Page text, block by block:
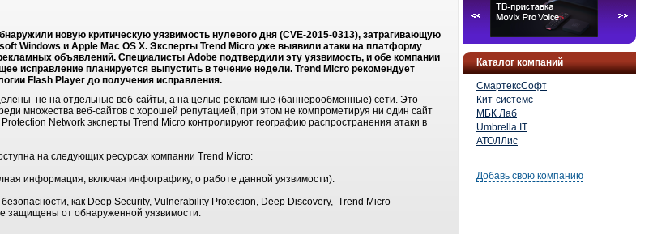
Каталог компаний
СмартексСофт
Кит-системс
МБК Лаб
Umbrella IT
АТОЛЛис
Добавь свою компанию
новую критическую уязвимость нулевого дня (CVE-2015-0313), затрагивающую
Windows и Apple Mac OS X. Эксперты Trend Micro уже выявили атаки на платформу
объявлений. Специалисты Adobe подтвердили эту уязвимость, и обе компании
исправление планируется выпустить в течение недели. Trend Micro рекомендует
Flash Player до получения исправления.
не на отдельные веб-сайты, а на целые рекламные (баннерообменные) сети. Это
множества веб-сайтов с хорошей репутацией, при этом не компрометируя ни один сайт
Network эксперты Trend Micro контролируют географию распространения атаки в
на следующих ресурсах компании Trend Micro:
информация, включая инфографику, о работе данной уязвимости).
как Deep Security, Vulnerability Protection, Deep Discovery, Trend Micro
защищены от обнаруженной уязвимости.